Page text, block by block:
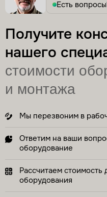
Есть
Получите
нашего
стоимости
и монтажа
Мы перезвоним в
Ответим на ваши
оборудование
Рассчитаем стоимость
оборудования